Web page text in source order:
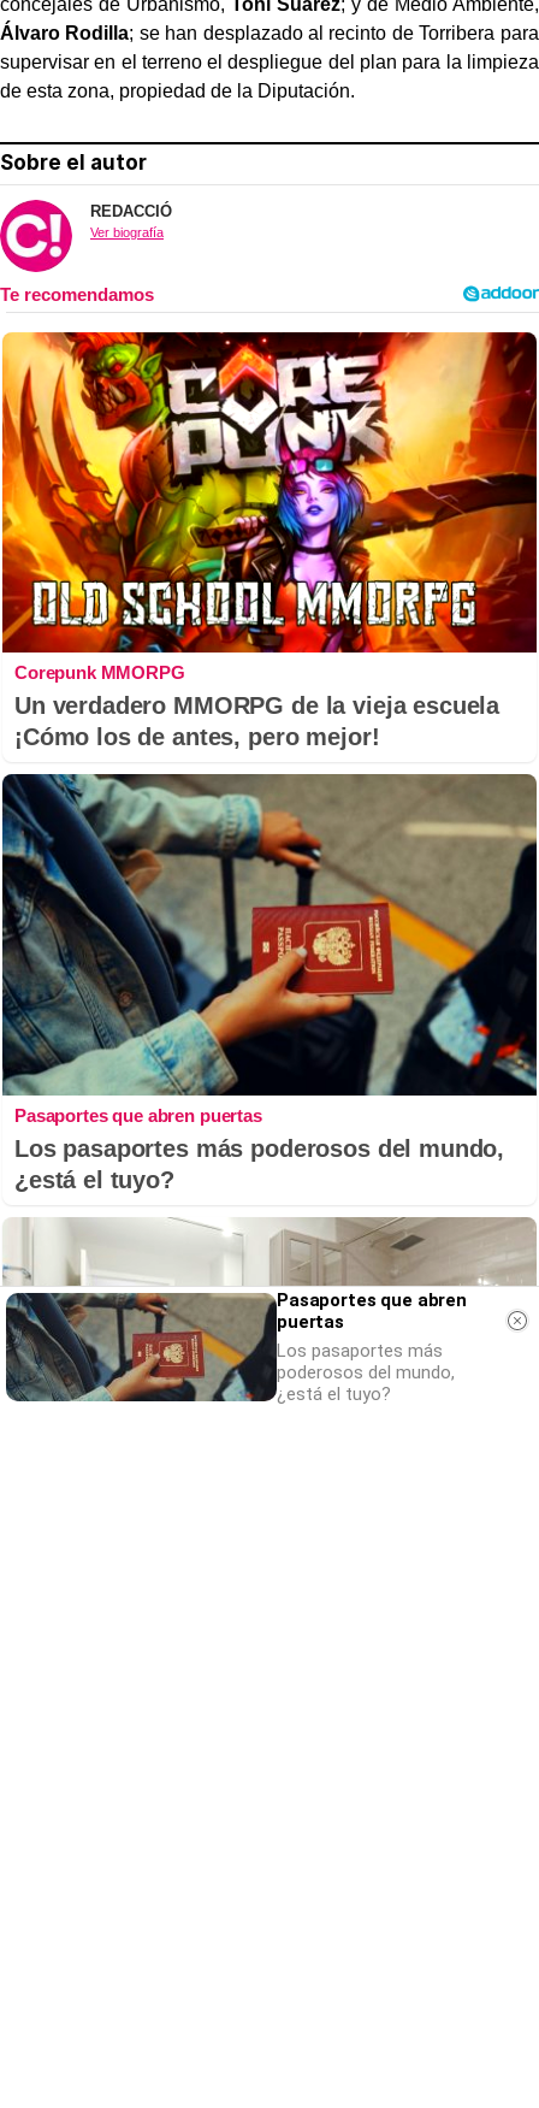
concejales de Urbanismo, Toni Suàrez; y de Medio Ambiente,
Álvaro Rodilla; se han desplazado al recinto de Torribera para
supervisar en el terreno el despliegue del plan para la limpieza
de esta zona, propiedad de la Diputación.
Sobre el autor
REDACCIÓ
Ver biografía
Corepunk MMORPG
Un verdadero MMORPG de la vieja escuela
¡Cómo los de antes, pero mejor!
Pasaportes que abren puertas
Los pasaportes más poderosos del mundo,
¿está el tuyo?
Pasaportes que abren
puertas
Los pasaportes más
poderosos del mundo,
¿está el tuyo?